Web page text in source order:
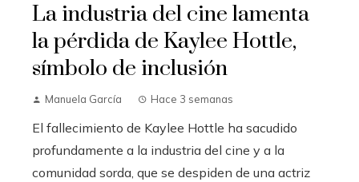
La industria del cine lamenta
la pérdida de Kaylee Hottle,
símbolo de inclusión
Manuela García Hace 3 semanas
El fallecimiento de Kaylee Hottle ha sacudido
profundamente a la industria del cine y a la
comunidad sorda, que se despiden de una actriz